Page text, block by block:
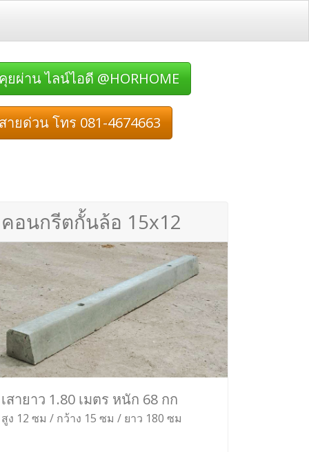
ยผ่าน ไลน์ไอดี @HORHOME
ายด่วน โทร 081-4674663
คอนกรีตกั้นล้อ 15x12
เสายาว 1.80 เมตร หนัก 68 กก
สูง 12 ซม / กว้าง 15 ซม / ยาว 180 ซม